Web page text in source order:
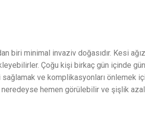
biri minimal invaziv doğasıdır. Kesi
Çoğu kişi birkaç gün içinde
ve komplikasyonları önlemek
hemen görülebilir ve şişlik